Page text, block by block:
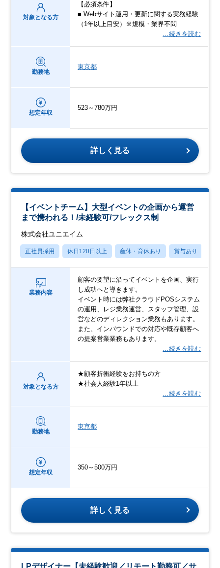
対象となる方
【必須条件】
■ Webサイト運用・更新に関する実務経験
（1年以上目安）※規模・業界不問
…続きを読む
勤務地
東京都
想定年収
523～780万円
詳しく見る
【イベントチーム】大型イベントの企画から運営
まで携われる！/未経験可/フレックス制
株式会社ユニエイム
正社員採用 休日120日以上 産休・育休あり 賞与あり
業務内容
顧客の要望に沿ってイベントを企画、実行
し成功へと導きます。
イベント時には弊社クラウドPOSシステム
の運用、レジ業務運営、スタッフ管理、設
営などのディレクション業務もあります。
また、インバウンドでの対応や既存顧客へ
の提案営業業務もあります。
…続きを読む
対象となる方
★顧客折衝経験をお持ちの方
★社会人経験1年以上
…続きを読む
勤務地
東京都
想定年収
350～500万円
詳しく見る